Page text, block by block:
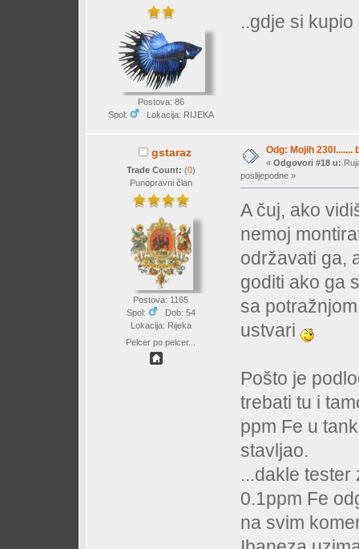
Postova: 86
Spol:
Lokacija: RIJEKA
..gdje si
gstaraz
Trade Count: (0)
Punopravni član
Postova: 1165
Spol:
Dob: 54
Lokacija: Rijeka
Pelcer po pelcer...
Odg: Mojih 230l.......
« Odgovori #18 u:
poslijepodne »
A čuj, ako
nemoj
održavati ga,
goditi ako ga
sa
ustvari
Pošto je
trebati tu i
ppm Fe u
stavljao.
...dakle
0.1ppm Fe
na svim